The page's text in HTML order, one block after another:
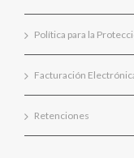
Política para la
Facturación
Retenciones